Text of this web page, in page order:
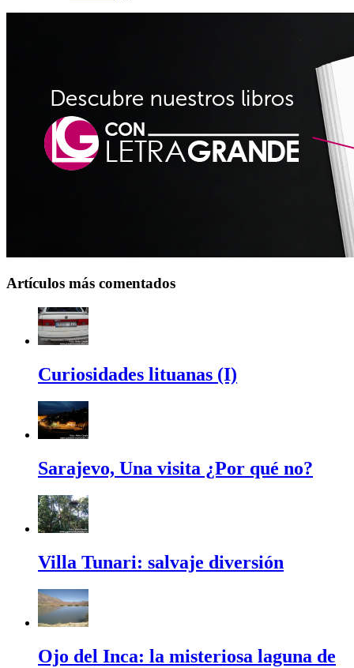
Artículos más comentados
Curiosidades lituanas (I)
Sarajevo, Una visita ¿Por qué no?
Villa Tunari: salvaje diversión
Ojo del Inca: la misteriosa laguna de